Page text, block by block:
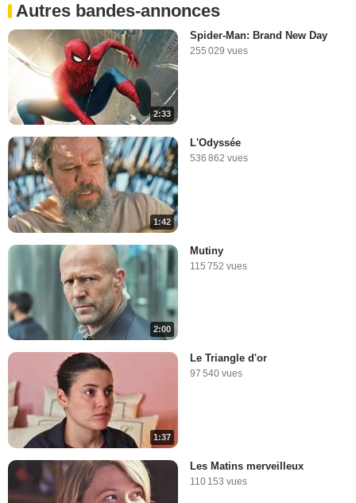
Autres bandes-annonces
2:33
Spider-Man: Brand New Day
255 029 vues
1:42
L'Odyssée
536 862 vues
2:00
Mutiny
115 752 vues
1:37
Le Triangle d'or
97 540 vues
Les Matins merveilleux
110 153 vues